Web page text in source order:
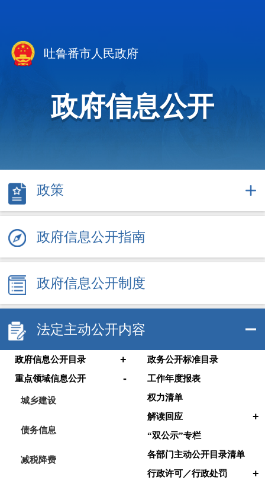
吐鲁番市人民政府
政府信息公开
政策
政府信息公开指南
政府信息公开制度
法定主动公开内容
政府信息公开目录 +
政务公开标准目录
重点领域信息公开
-
城乡建设
债务信息
减税降费
工作年度报表
权力清单
解读回应
+
“双公示”专栏
各部门主动公开目录清单
行政许可／行政处罚
+